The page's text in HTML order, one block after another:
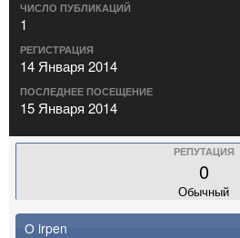
ЧИСЛО ПУБЛИКАЦИЙ
1
РЕГИСТРАЦИЯ
14 Января 2014
ПОСЛЕДНЕЕ ПОСЕЩЕНИЕ
15 Января 2014
РЕПУТАЦИЯ
0
Обычный
О irpen